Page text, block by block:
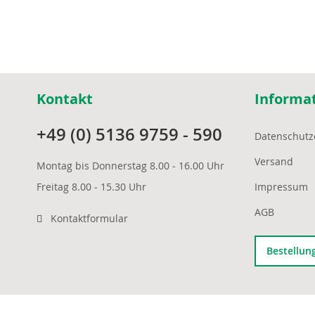
Kontakt
+49 (0) 5136 9759 - 590
Montag bis Donnerstag 8.00 ‒ 16.00 Uhr
Freitag 8.00 ‒ 15.30 Uhr
Kontaktformular
Versand
Impressum
AGB